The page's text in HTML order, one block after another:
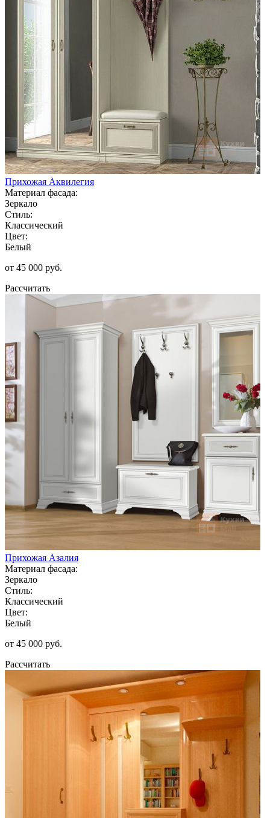
Прихожая Аквилегия
Материал фасада:
Зеркало
Стиль:
Классический
Цвет:
Белый
от 45 000 руб.
Рассчитать
Прихожая Азалия
Материал фасада:
Зеркало
Стиль:
Классический
Цвет:
Белый
от 45 000 руб.
Рассчитать